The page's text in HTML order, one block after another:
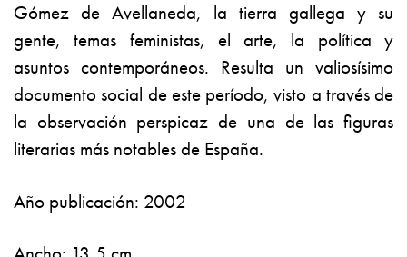
Gómez de Avellaneda, la tierra gallega y su
gente, temas feministas, el arte, la política y
asuntos contemporáneos. Resulta un valiosísimo
documento social de este período, visto a través de
la observación perspicaz de una de las figuras
literarias más notables de España.
Año publicación: 2002